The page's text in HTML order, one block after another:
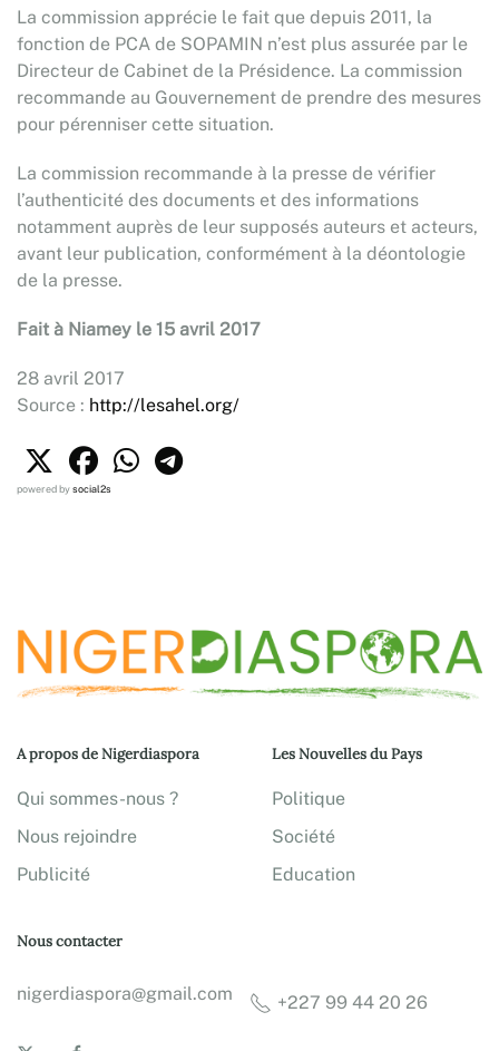
La commission apprécie le fait que depuis 2011, la
fonction de PCA de SOPAMIN n’est plus assurée par le
Directeur de Cabinet de la Présidence. La commission
recommande au Gouvernement de prendre des mesures
pour pérenniser cette situation.
La commission recommande à la presse de vérifier
l’authenticité des documents et des informations
notamment auprès de leur supposés auteurs et acteurs,
avant leur publication, conformément à la déontologie
de la presse.
Fait à Niamey le 15 avril 2017
28 avril 2017
Source : http://lesahel.org/
powered bysocial2s
A propos de Nigerdiaspora
Qui sommes-nous ?
Nous rejoindre
Publicité
Les Nouvelles du Pays
Politique
Société
Education
Nous contacter
nigerdiaspora@gmail.com +227 99 44 20 26